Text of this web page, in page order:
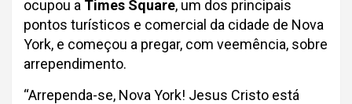
ocupou a Times Square, um dos principais
pontos turísticos e comercial da cidade de Nova
York, e começou a pregar, com veemência, sobre
arrependimento.
“Arrependa-se, Nova York! Jesus Cristo está